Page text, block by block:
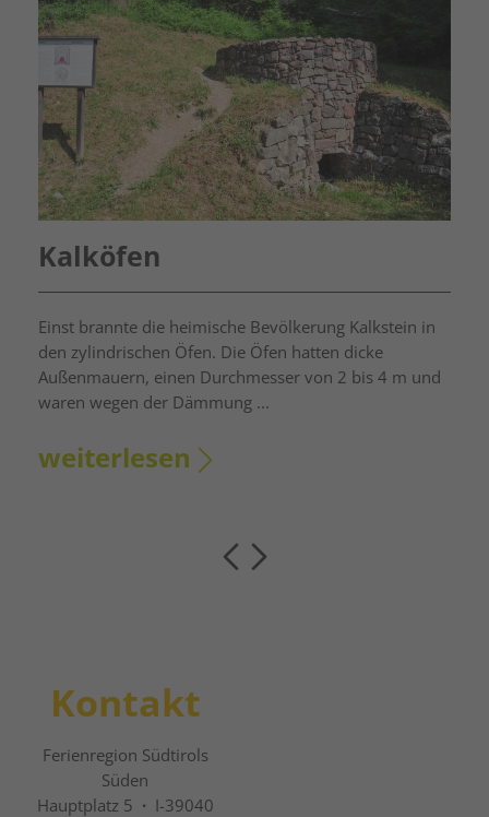
Kalköfen
Einst brannte die heimische Bevölkerung Kalkstein in
den zylindrischen Öfen. Die Öfen hatten dicke
Außenmauern, einen Durchmesser von 2 bis 4 m und
waren wegen der Dämmung ...
weiterlesen
Kontakt
Ferienregion Südtirols
Süden
Hauptplatz 5 · I-39040